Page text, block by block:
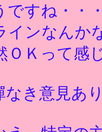
ですね・・
インなんか
ＯＫって感
なき意見あ